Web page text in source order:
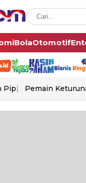
BolaOtomotif
Pip Pemain